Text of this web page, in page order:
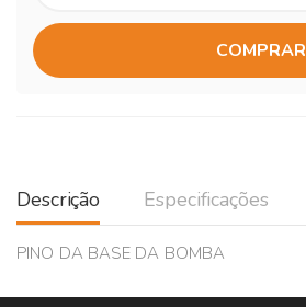
COMPRAR
Descrição Especificações
PINO DA BASE DA BOMBA